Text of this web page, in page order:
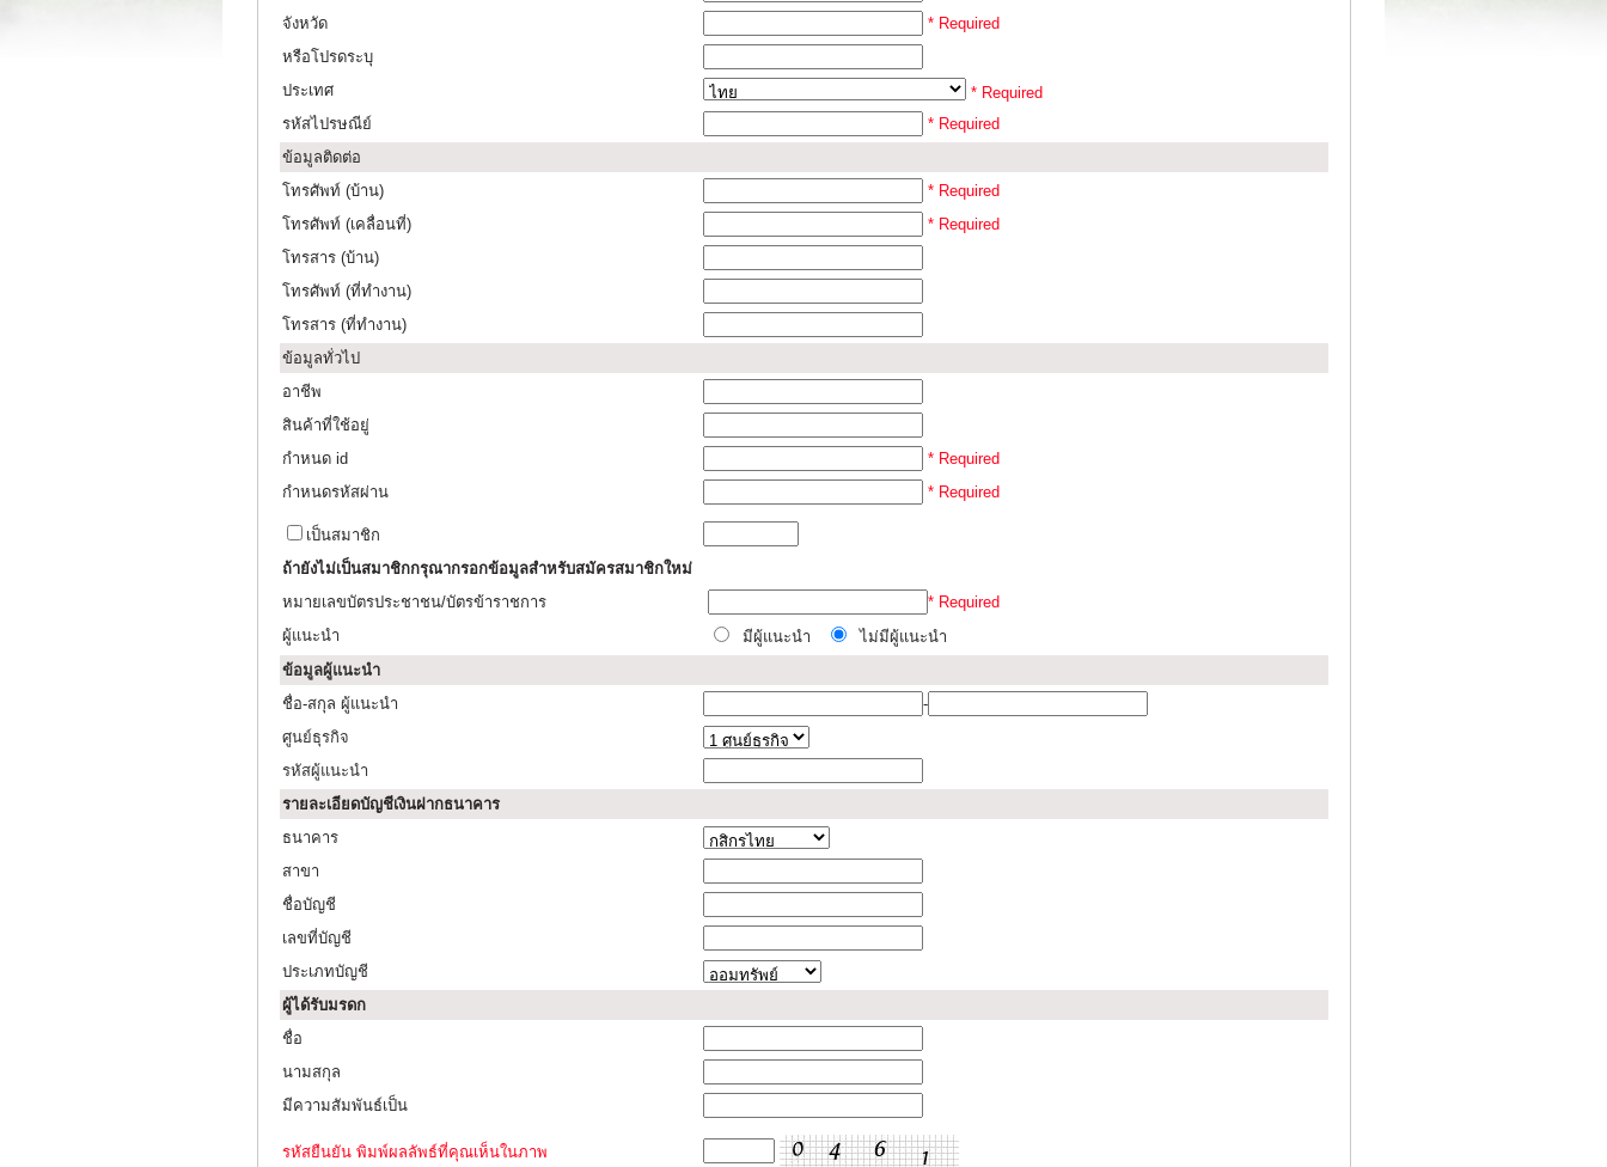
จังหวัด
* Required
หรือโปรดระบุ
ประเทศ
* Required
รหัสไปรษณีย์
* Required
ข้อมูลติดต่อ
โทรศัพท์ (บ้าน)
* Required
โทรศัพท์ (เคลื่อนที่)
* Required
โทรสาร (บ้าน)
โทรศัพท์ (ที่ทำงาน)
โทรสาร (ที่ทำงาน)
ข้อมูลทั่วไป
อาชีพ
สินค้าที่ใช้อยู่
กำหนด id
* Required
กำหนดรหัสผ่าน
* Required
เป็นสมาชิก
ถ้ายังไม่เป็นสมาชิกกรุณากรอกข้อมูลสำหรับสมัครสมาชิกใหม่
หมายเลขบัตรประชาชน/บัตรข้าราชการ
* Required
ผู้แนะนำ
มีผู้แนะนำ
ไม่มีผู้แนะนำ
ข้อมูลผู้แนะนำ
ชื่อ-สกุล ผู้แนะนำ
-
ศูนย์ธุรกิจ
รหัสผู้แนะนำ
รายละเอียดบัญชีเงินฝากธนาคาร
ธนาคาร
สาขา
ชื่อบัญชี
เลขที่บัญชี
ประเภทบัญชี
ผู้ได้รับมรดก
ชื่อ
นามสกุล
มีความสัมพันธ์เป็น
รหัสยืนยัน พิมพ์ผลลัพธ์ที่คุณเห็นในภาพ